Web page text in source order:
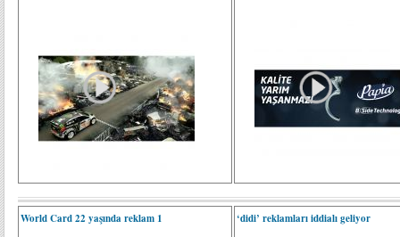
World Card 22 yaşında reklam 1 ‘didi’ reklamları iddialı geliyor